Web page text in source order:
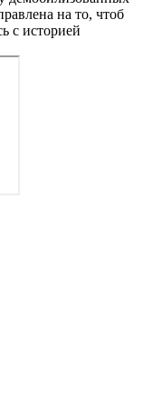
на то, чтоб
с историей